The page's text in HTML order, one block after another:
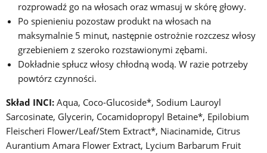
rozprowadź go na włosach oraz wmasuj w skórę głowy.
Po spienieniu pozostaw produkt na włosach na
maksymalnie 5 minut, następnie ostrożnie rozczesz włosy
grzebieniem z szeroko rozstawionymi zębami.
Dokładnie spłucz włosy chłodną wodą. W razie potrzeby
powtórz czynności.
Skład INCI: Aqua, Coco-Glucoside*, Sodium Lauroyl
Sarcosinate, Glycerin, Cocamidopropyl Betaine*, Epilobium
Fleischeri Flower/Leaf/Stem Extract*, Niacinamide, Citrus
Aurantium Amara Flower Extract, Lycium Barbarum Fruit